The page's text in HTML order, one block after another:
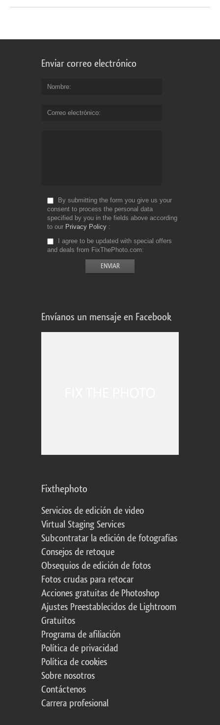
Enviar correo electrónico
Nombre
Correo electrónico
By submitting the form you give us your
consent to process the personal data
specified by you in the fields above according
to our Privacy Policy
I agree to be updated with special offers
and deals from FixThePhoto.com
Envíanos un mensaje en Facebook
Fixthephoto
Servicios de edición de video
Virtual Staging Services
Subcontratar la edición de fotografías
Consejos de retoque
Obsequios de edición de fotos
Fotos crudas para retocar
Acciones gratuitas de Photoshop
Ajustes Preestablecidos de Lightroom
Gratuitos
Programa de afiliación
Política de privacidad
Política de cookies
Sobre nosotros
Contáctenos
Carrera profesional